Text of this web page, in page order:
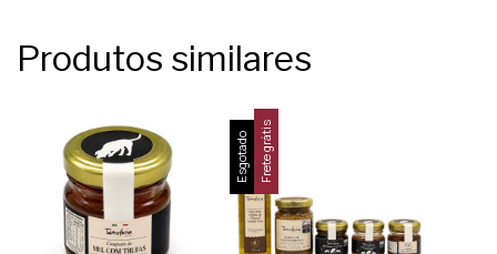
Produtos similares
Esgotado Frete grátis